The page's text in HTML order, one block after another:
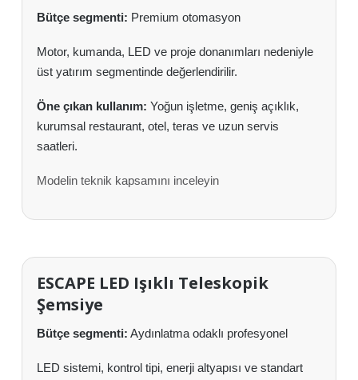
Bütçe segmenti: Premium otomasyon
Motor, kumanda, LED ve proje donanımları nedeniyle
üst yatırım segmentinde değerlendirilir.
Öne çıkan kullanım: Yoğun işletme, geniş açıklık,
kurumsal restaurant, otel, teras ve uzun servis
saatleri.
Modelin teknik kapsamını inceleyin
ESCAPE LED Işıklı Teleskopik
Şemsiye
Bütçe segmenti: Aydınlatma odaklı profesyonel
LED sistemi, kontrol tipi, enerji altyapısı ve standart